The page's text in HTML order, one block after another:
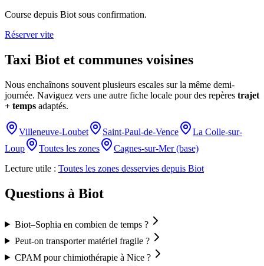
Course depuis Biot sous confirmation.
Réserver vite
Taxi Biot et communes voisines
Nous enchaînons souvent plusieurs escales sur la même demi-
journée. Naviguez vers une autre fiche locale pour des repères trajet
+ temps adaptés.
Villeneuve-Loubet Saint-Paul-de-Vence
La Colle-sur-
Loup
Toutes les zones
Cagnes-sur-Mer (base)
Lecture utile : Toutes les zones desservies depuis Biot
Questions à Biot
Biot–Sophia en combien de temps ?
Peut-on transporter matériel fragile ?
CPAM pour chimiothérapie à Nice ?